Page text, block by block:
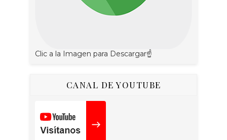
Clic a la Imagen para Descargar☝
CANAL DE YOUTUBE